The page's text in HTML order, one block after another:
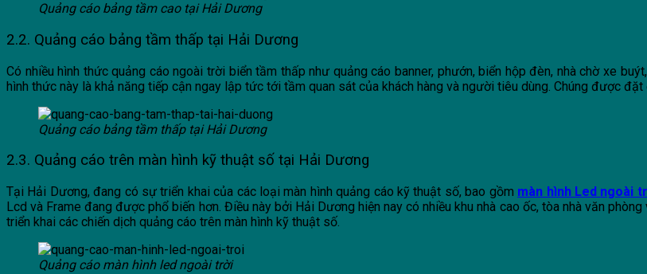
Quảng cáo bảng tầm cao tại Hải Dương
2.2. Quảng cáo bảng tầm thấp tại Hải Dương
Có nhiều hình thức quảng cáo ngoài trời biển tầm thấp như quảng cáo banner, phướn, biển hộp đèn, nhà chờ xe
hình thức này là khả năng tiếp cận ngay lập tức tới tầm quan sát của khách hàng và người tiêu dùng. Chúng được
Quảng cáo bảng tầm thấp tại Hải Dương
2.3. Quảng cáo trên màn hình kỹ thuật số tại Hải Dương
Tại Hải Dương, đang có sự triển khai của các loại màn hình quảng cáo kỹ thuật số, bao gồm màn hình Led ngoài
Lcd và Frame đang được phổ biến hơn. Điều này bởi Hải Dương hiện nay có nhiều khu nhà cao ốc, tòa nhà văn
triển khai các chiến dịch quảng cáo trên màn hình kỹ thuật số.
Quảng cáo màn hình led ngoài trời